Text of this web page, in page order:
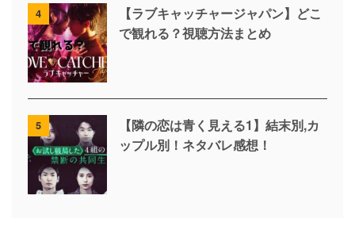
4
【ラブキャッチャージャパン】どこ
で観れる？視聴方法まとめ
5
【隣の恋は青く見える1】結末別,カ
ップル別！ネタバレ感想！